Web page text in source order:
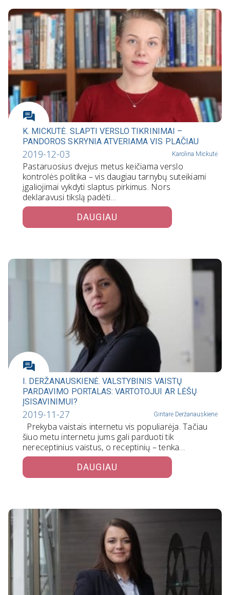
K. MICKUTĖ. SLAPTI VERSLO TIKRINIMAI –
PANDOROS SKRYNIA ATVERIAMA VIS PLAČIAU
2019-12-03 Karolina Mickutė
Pastaruosius dvejus metus keičiama verslo
kontrolės politika – vis daugiau tarnybų suteikiami
įgaliojimai vykdyti slaptus pirkimus. Nors
deklaravusi tikslą padėti…
DAUGIAU
I. DERŽANAUSKIENĖ. VALSTYBINIS VAISTŲ
PARDAVIMO PORTALAS: VARTOTOJUI AR LĖŠŲ
ĮSISAVINIMUI?
2019-11-27 Gintarė Deržanauskienė
Prekyba vaistais internetu vis populiarėja. Tačiau
šiuo metu internetu jums gali parduoti tik
nereceptinius vaistus, o receptinių – tenka…
DAUGIAU